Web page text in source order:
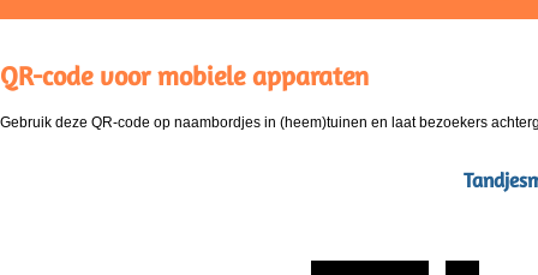
QR-code voor mobiele apparaten
Gebruik deze QR-code op naambordjes in (heem)tuinen en laat bezoekers